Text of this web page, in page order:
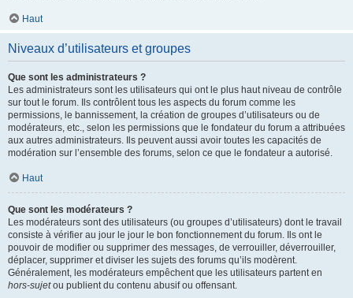
Haut
Niveaux d’utilisateurs et groupes
Que sont les administrateurs ?
Les administrateurs sont les utilisateurs qui ont le plus haut niveau de contrôle
sur tout le forum. Ils contrôlent tous les aspects du forum comme les
permissions, le bannissement, la création de groupes d’utilisateurs ou de
modérateurs, etc., selon les permissions que le fondateur du forum a attribuées
aux autres administrateurs. Ils peuvent aussi avoir toutes les capacités de
modération sur l’ensemble des forums, selon ce que le fondateur a autorisé.
Haut
Que sont les modérateurs ?
Les modérateurs sont des utilisateurs (ou groupes d’utilisateurs) dont le travail
consiste à vérifier au jour le jour le bon fonctionnement du forum. Ils ont le
pouvoir de modifier ou supprimer des messages, de verrouiller, déverrouiller,
déplacer, supprimer et diviser les sujets des forums qu’ils modèrent.
Généralement, les modérateurs empêchent que les utilisateurs partent en
hors-sujetou publient du contenu abusif ou offensant.